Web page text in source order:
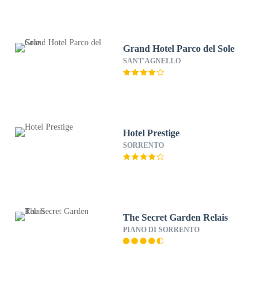
Grand Hotel Parco del Sole
SANT'AGNELLO
Hotel Prestige
SORRENTO
The Secret Garden Relais
PIANO DI SORRENTO